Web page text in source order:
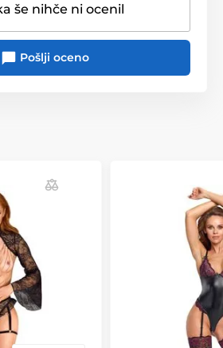
še nihče ni ocenil
Pošlji oceno